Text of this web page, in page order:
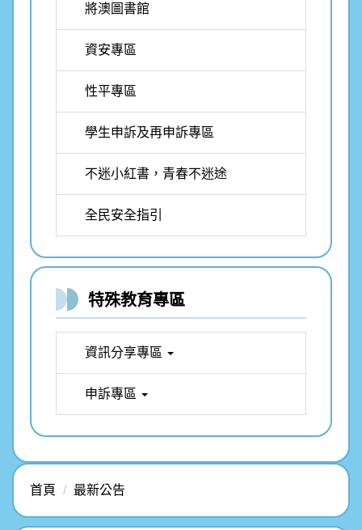
將澳圖書館
資安專區
性平專區
學生申訴及再申訴專區
不迷小紅書，青春不迷途
全民安全指引
特殊教育專區
資訊分享專區
申訴專區
首頁 最新公告